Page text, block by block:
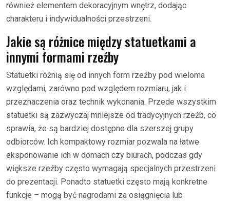
również elementem dekoracyjnym wnętrz, dodając
charakteru i indywidualności przestrzeni.
Jakie są różnice między statuetkami a
innymi formami rzeźby
Statuetki różnią się od innych form rzeźby pod wieloma
względami, zarówno pod względem rozmiaru, jak i
przeznaczenia oraz technik wykonania. Przede wszystkim
statuetki są zazwyczaj mniejsze od tradycyjnych rzeźb, co
sprawia, że są bardziej dostępne dla szerszej grupy
odbiorców. Ich kompaktowy rozmiar pozwala na łatwe
eksponowanie ich w domach czy biurach, podczas gdy
większe rzeźby często wymagają specjalnych przestrzeni
do prezentacji. Ponadto statuetki często mają konkretne
funkcje – mogą być nagrodami za osiągnięcia lub